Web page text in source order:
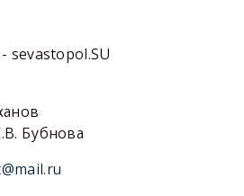
sevastopol.SU
Бубнова